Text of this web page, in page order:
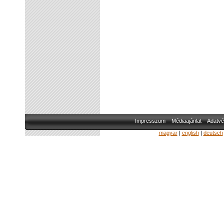
Impresszum Médiaajánlat
magyar| english| deutsch